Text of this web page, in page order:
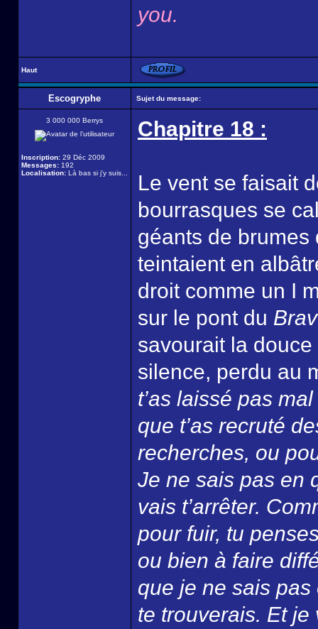
you.
Haut
Escogryphe Sujet du message:
3 000 000 Berrys
Inscription: 29 Déc 2009
Messages: 192
Localisation: Là bas si j'y suis...
Chapitre 18 :
Le vent se faisait
bourrasques se
géants de brumes
teintaient en
droit comme un I
sur le pont du
savourait la
silence, perdu au
t’as laissé pas
que t’as recruté
recherches, ou
Je ne sais pas en
vais t’arrêter.
pour fuir, tu
ou bien à faire
que je ne sais
te trouverais. Et